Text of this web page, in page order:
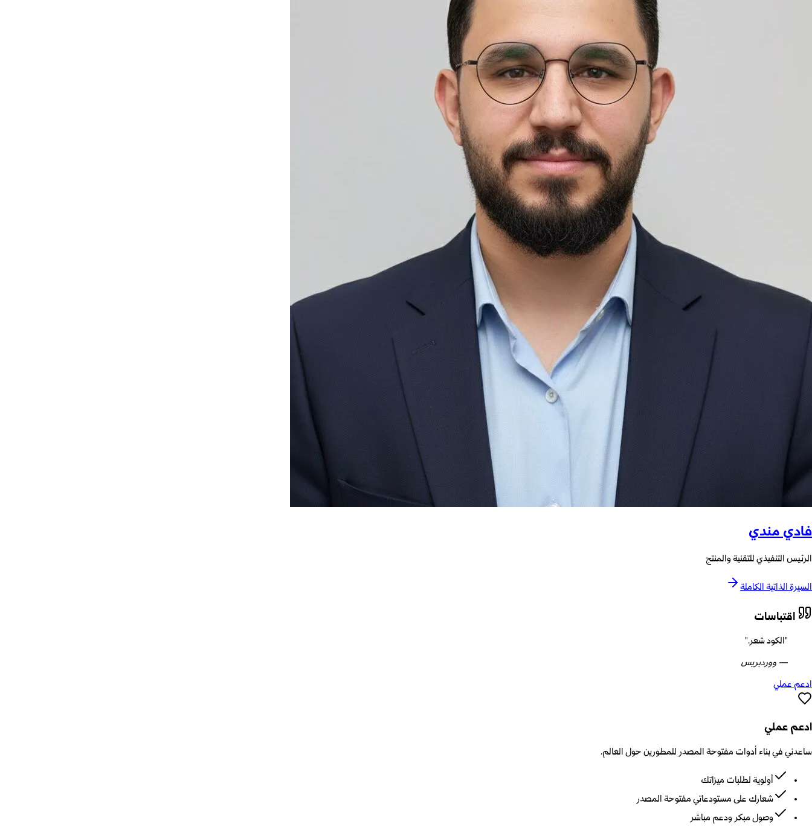
فادي مندي
الرئيس التنفيذي للتقنية والمنتج
السيرة الذاتية الكاملة
اقتباسات
"الكود شعر."
— ووردبريس
ادعم عملي
ادعم عملي
ساعدني في بناء أدوات مفتوحة المصدر للمطورين حول العالم.
أولوية لطلبات ميزاتك
شعارك على مستودعاتي مفتوحة المصدر
وصول مبكر ودعم مباشر